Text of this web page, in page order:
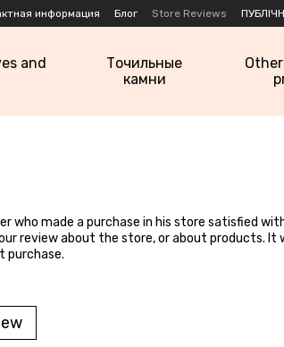
информация Блог Store Reviews
and
Точильные
камни
who made a purchase in his store satisfied
review about the store, or about products.
purchase.